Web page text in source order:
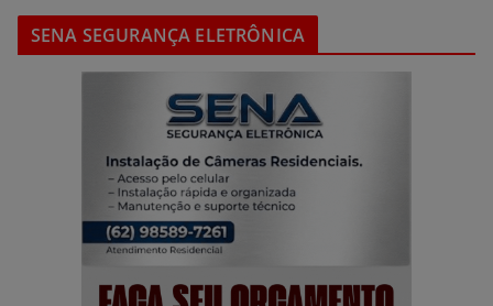
SENA SEGURANÇA ELETRÔNICA